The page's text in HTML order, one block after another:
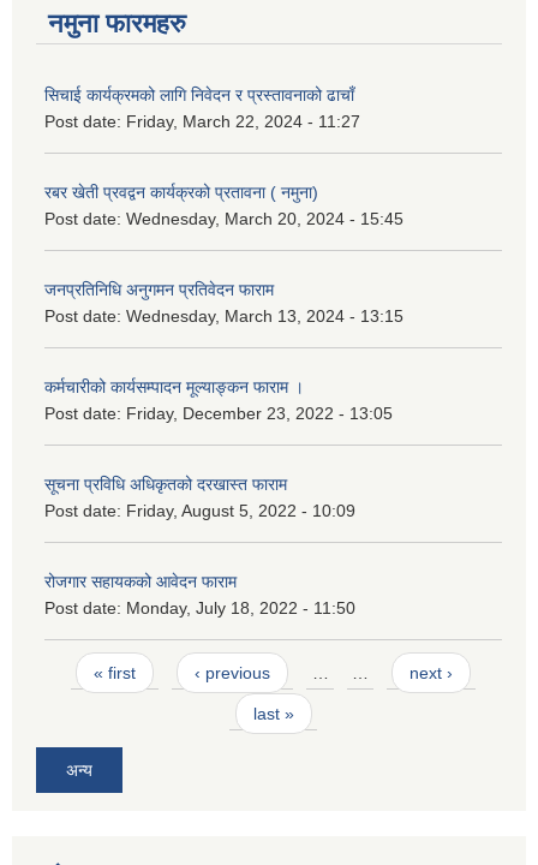
नमुना फारमहरु
सिचाई कार्यक्रमको लागि निवेदन र प्रस्तावनाको ढाचाँ
Post date: Friday, March 22, 2024 - 11:27
रबर खेती प्रवद्वन कार्यक्रको प्रतावना ( नमुना)
Post date: Wednesday, March 20, 2024 - 15:45
जनप्रतिनिधि अनुगमन प्रतिवेदन फाराम
Post date: Wednesday, March 13, 2024 - 13:15
कर्मचारीको कार्यसम्पादन मूल्याङ्कन फाराम ।
Post date: Friday, December 23, 2022 - 13:05
सूचना प्रविधि अधिकृतको दरखास्त फाराम
Post date: Friday, August 5, 2022 - 10:09
रोजगार सहायकको आवेदन फाराम
Post date: Monday, July 18, 2022 - 11:50
Pages
« first ‹ previous … … next ›
last »
अन्य